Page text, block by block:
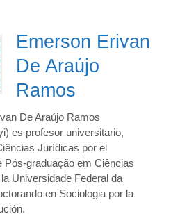
Emerson Erivan
De Araújo
Ramos
De Araújo Ramos
es profesor universitario,
Jurídicas por el
Pós-graduação em Ciências
Universidade Federal da
en Sociologia por la